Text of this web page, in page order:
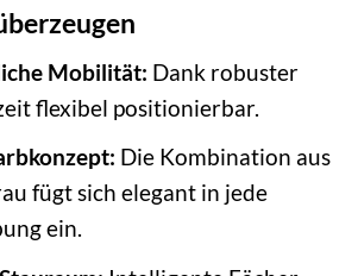
Mobilität: Dank robuster
flexibel positionierbar.
Die Kombination aus
fügt sich elegant in jede
ein.